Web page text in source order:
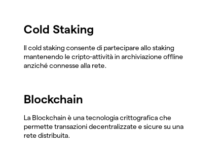
Cold Staking
Il cold staking consente di partecipare allo staking
mantenendo le cripto-attività in archiviazione offline
anziché connesse alla rete.
Blockchain
La Blockchain è una tecnologia crittografica che
permette transazioni decentralizzate e sicure su una
rete distribuita.